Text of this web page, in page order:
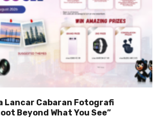
Lancar Cabaran Fotografi
Beyond What You See”